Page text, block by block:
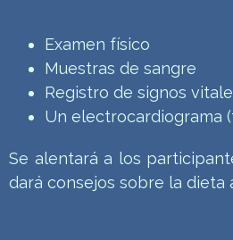
Examen físico
Muestras de sangre
Registro de signos
Un electrocardiograma
Se alentará a los
dará consejos sobre la dieta